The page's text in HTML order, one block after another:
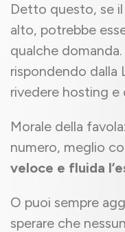
Detto questo, se
alto, potrebbe
qualche
rispondendo dalla
rivedere hosting e
Morale della
numero, meglio
veloce e fluida
O puoi sempre
sperare che